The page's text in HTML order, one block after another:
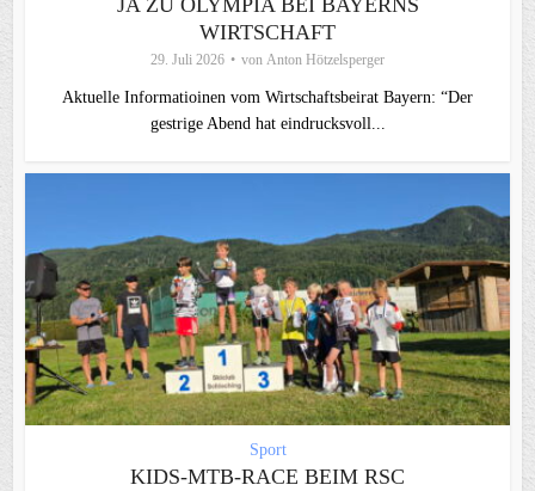
JA ZU OLYMPIA BEI BAYERNS
WIRTSCHAFT
29. Juli 2026 von Anton Hötzelsperger
Aktuelle Informatioinen vom Wirtschaftsbeirat Bayern: “Der
gestrige Abend hat eindrucksvoll...
Sport
KIDS-MTB-RACE BEIM RSC